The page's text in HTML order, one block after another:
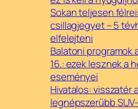
Sokan teljesen
csillagjegyet – 5
elfelejteni
Balatoni programok
16.: ezek lesznek a
eseményei
Hivatalos: visszatér
legnépszerűbb